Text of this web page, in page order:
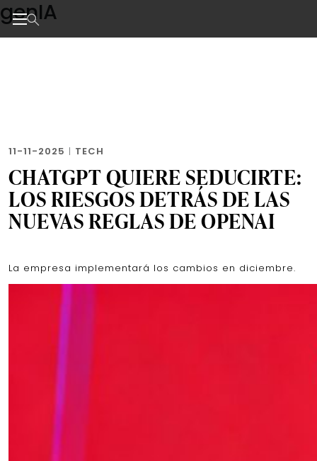
Skip
to
the
genIA
11-11-2025 | TECH
CHATGPT QUIERE SEDUCIRTE:
LOS RIESGOS DETRÁS DE LAS
NUEVAS REGLAS DE OPENAI
La empresa implementará los cambios en diciembre.